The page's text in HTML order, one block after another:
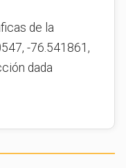
de la
-76.541861,
dada